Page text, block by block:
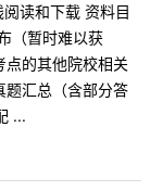
读和下载 资料目
（暂时难以获
点的其他院校相关
题汇总（含部分答
...